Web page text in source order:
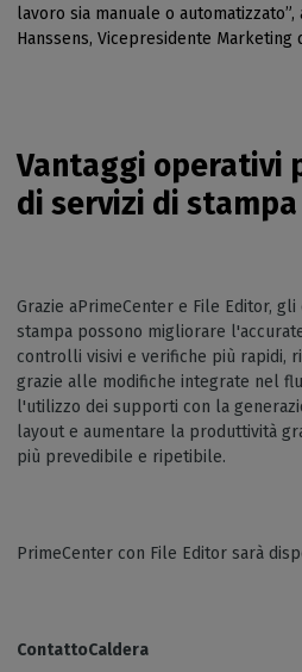
lavoro sia manuale o
Hanssens, Vicepresidente Marketing
Vantaggi operativi
di servizi di stampa
Grazie aPrimeCenter e File Editor,
stampa possono migliorare
controlli visivi e verifiche più rapidi,
grazie alle modifiche integrate nel
l'utilizzo dei supporti con la
layout e aumentare la produttività
più prevedibile e ripetibile.
PrimeCenter con File Editor sarà
ContattoCaldera